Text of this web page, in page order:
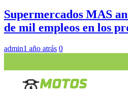
Supermercados MAS
de mil empleos en los
admin1 año atrás 0